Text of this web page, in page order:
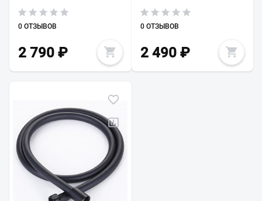
0 ОТЗЫВОВ
2 790 ₽
0 ОТЗЫВОВ
2 490₽